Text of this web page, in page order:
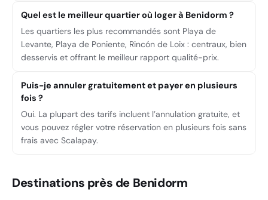
Quel est le meilleur quartier où loger à Benidorm ?
Les quartiers les plus recommandés sont Playa de
Levante, Playa de Poniente, Rincón de Loix : centraux, bien
desservis et offrant le meilleur rapport qualité-prix.
Puis-je annuler gratuitement et payer en plusieurs
fois ?
Oui. La plupart des tarifs incluent l’annulation gratuite, et
vous pouvez régler votre réservation en plusieurs fois sans
frais avec Scalapay.
Destinations près de Benidorm